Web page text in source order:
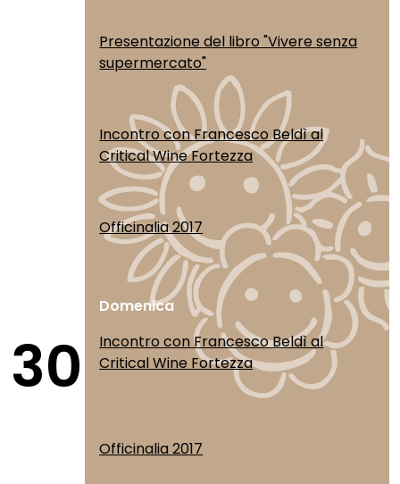
Presentazione del libro "Vivere senza
supermercato"
Incontro con Francesco Beldì al
Critical Wine Fortezza
Officinalia 2017
30
Domenica
Incontro con Francesco Beldì al
Critical Wine Fortezza
Officinalia 2017